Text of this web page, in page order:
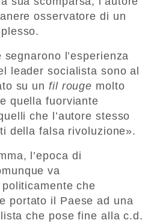
osservatore di un
l’esperienza
leader socialista sono al
su un fil rouge molto
quella fuorviante
che l’autore stesso
della falsa rivoluzione».
l’epoca di
va
che
portato il Paese ad una
che pose fine alla c.d.